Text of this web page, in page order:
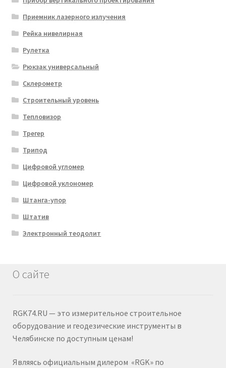
Приемник лазерного излучения
Рейка нивелирная
Рулетка
Рюкзак универсальный
Склерометр
Строительный уровень
Тепловизор
Трегер
Трипод
Цифровой угломер
Цифровой уклономер
Штанга-упор
Штатив
Электронный теодолит
О сайте
RGK74.RU — это измерительное строительное
оборудование и геодезические инструменты в
Челябинске по доступным ценам!
Являясь официальным дилером «RGK» по